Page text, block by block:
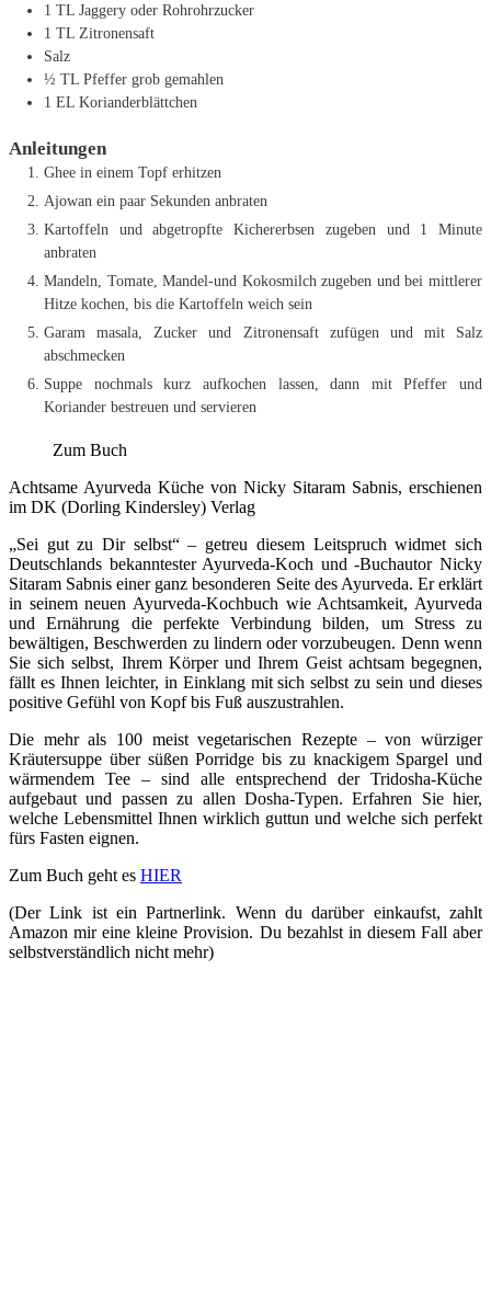
1 TL Jaggery oder Rohrohrzucker
1 TL Zitronensaft
Salz
½ TL Pfeffer grob gemahlen
1 EL Korianderblättchen
Anleitungen
Ghee in einem Topf erhitzen
Ajowan ein paar Sekunden anbraten
Kartoffeln und abgetropfte Kichererbsen zugeben und 1 Minute
anbraten
Mandeln, Tomate, Mandel-und Kokosmilch zugeben und bei mittlerer
Hitze kochen, bis die Kartoffeln weich sein
Garam masala, Zucker und Zitronensaft zufügen und mit Salz
abschmecken
Suppe nochmals kurz aufkochen lassen, dann mit Pfeffer und
Koriander bestreuen und servieren
Zum Buch
Achtsame Ayurveda Küche von Nicky Sitaram Sabnis, erschienen
im DK (Dorling Kindersley) Verlag
„Sei gut zu Dir selbst“ – getreu diesem Leitspruch widmet sich
Deutschlands bekanntester Ayurveda-Koch und -Buchautor Nicky
Sitaram Sabnis einer ganz besonderen Seite des Ayurveda. Er erklärt
in seinem neuen Ayurveda-Kochbuch wie Achtsamkeit, Ayurveda
und Ernährung die perfekte Verbindung bilden, um Stress zu
bewältigen, Beschwerden zu lindern oder vorzubeugen. Denn wenn
Sie sich selbst, Ihrem Körper und Ihrem Geist achtsam begegnen,
fällt es Ihnen leichter, in Einklang mit sich selbst zu sein und dieses
positive Gefühl von Kopf bis Fuß auszustrahlen.
Die mehr als 100 meist vegetarischen Rezepte – von würziger
Kräutersuppe über süßen Porridge bis zu knackigem Spargel und
wärmendem Tee – sind alle entsprechend der Tridosha-Küche
aufgebaut und passen zu allen Dosha-Typen. Erfahren Sie hier,
welche Lebensmittel Ihnen wirklich guttun und welche sich perfekt
fürs Fasten eignen.
Zum Buch geht es HIER
(Der Link ist ein Partnerlink. Wenn du darüber einkaufst, zahlt
Amazon mir eine kleine Provision. Du bezahlst in diesem Fall aber
selbstverständlich nicht mehr)